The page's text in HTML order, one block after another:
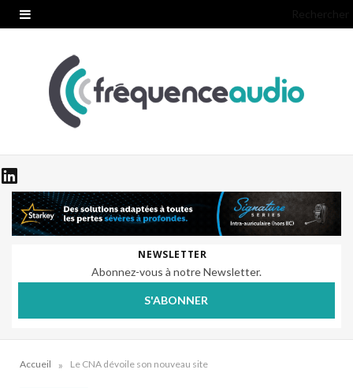
NEWSLETTER
Abonnez-vous à notre Newsletter.
S'ABONNER
Accueil » Le CNA dévoile son nouveau site